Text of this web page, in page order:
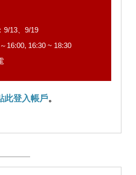
9/13、9/19
16:00, 16:30 ~ 18:30
此登入帳戶。